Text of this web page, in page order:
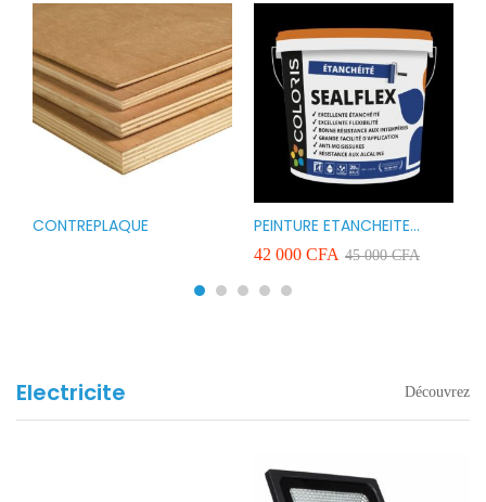
CONTREPLAQUE
PEINTURE ETANCHEITE
COLORIS SEAFLEX 20KG
COULEUR ROUGE BLANC
VERT ET GRIS
42 000 CFA 45 000CFA
Electricite Découvrez